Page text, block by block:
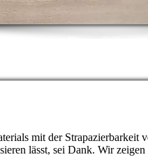
mit der Strapazierbarkeit
lässt, sei Dank. Wir zeigen